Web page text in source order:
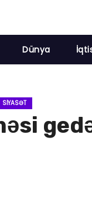
Dünya
SIYASƏT